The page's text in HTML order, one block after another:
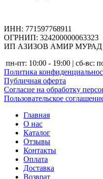
ИНН: 771597768911
ОГРНИП: 324200000063323
ИП АЗИЗОВ АМИР МУРАД
пн-пт: 10:00 - 19:00 | сб-вс:
Политика
Публичная оферта
Согласие на обработку
Пользовательское
Главная
О нас
Каталог
Отзывы
Контакты
Оплата
Доставка
Возврат